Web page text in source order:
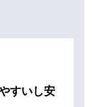
すいし安